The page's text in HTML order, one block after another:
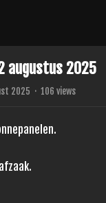
augustus 2025
2025 · 106 views